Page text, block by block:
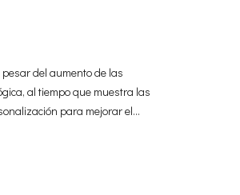
del aumento de las
al tiempo que muestra las
para mejorar el